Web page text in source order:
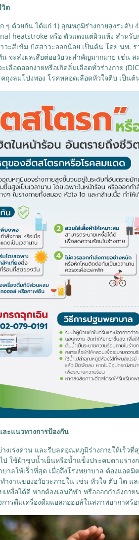
ต
ๆ ด้วยกัน ได้แก่ 1) อุณหภูมิร่างกายสูงระดับ
heatstroke หรือ ตัวแดงแต่ผิวแห้ง สำห
ะสีเข้ม ปัสสาวะออกน้อย เป็นต้น โดย นพ.
จะส่งผลเสียต่ออวัยวะสำคัญมากมาย เช่น
เลือดออกง่ายหรือเกิดลิ่มเลือดทั่วร่างกาย
ถุงลมโป่งพอง โรคหลอดเลือดหัวใจตีบ เป็นต้
ะแนวทางการป้องกัน
เร่งด่วน และรีบลดอุณหภูมิร่างกายให้เร็ว
ใช้ผ้าชุบน้ำเย็นหรือน้ำแข็งประคบตามร่า
ลให้เร็วที่สุด เมื่อถึงโรงพยาบาล ต้องแอ
านของอวัยวะภายใน เช่น หัวใจ ตับ ไต
งื่อได้ดี หากต้องเล่นกีฬา หรือออกกำลังกา
รดื่มเครื่องดื่มแอลกอฮอล์ในสภาพอากาศ